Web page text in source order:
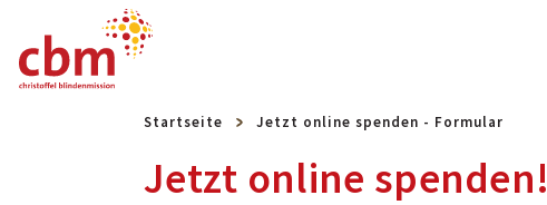
Startseite Jetzt online spenden - Formular
Jetzt online spenden!